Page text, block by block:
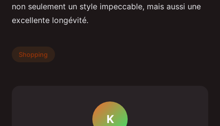
non seulement un style impeccable, mais aussi une
excellente longévité.
Shopping
K